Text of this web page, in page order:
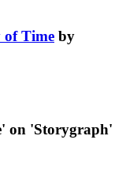
of Time by
on 'Storygraph'